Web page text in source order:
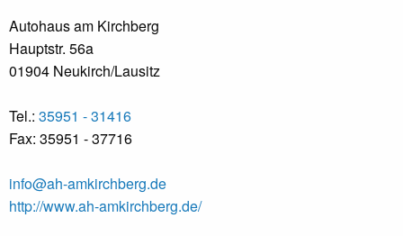
Autohaus am Kirchberg
Hauptstr. 56a
01904 Neukirch/Lausitz
Tel.: 35951 - 31416
Fax: 35951 - 37716
info@ah-amkirchberg.de
http://www.ah-amkirchberg.de/